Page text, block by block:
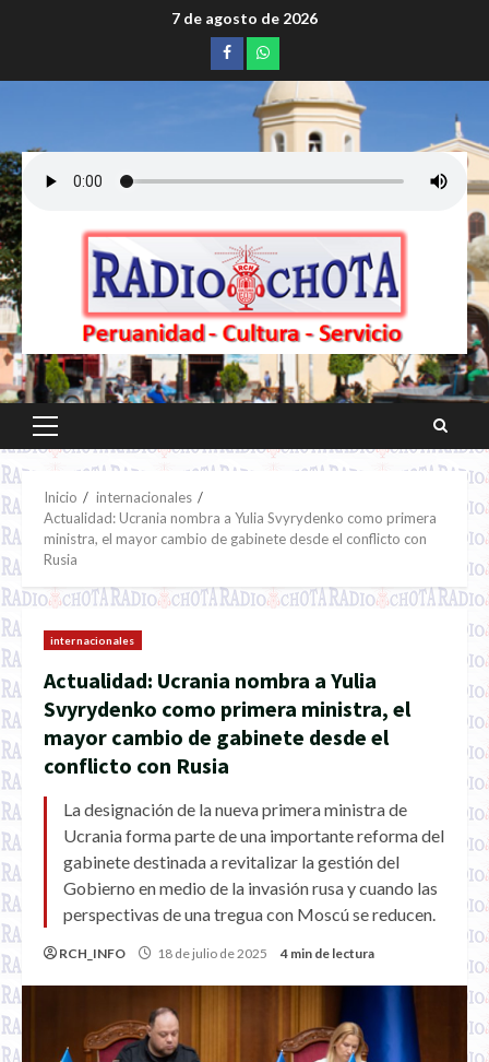
7 de agosto de 2026
Facebookwhatsapp
Menú
principal
Inicio
internacionales
Actualidad: Ucrania nombra a Yulia Svyrydenko como primera
ministra, el mayor cambio de gabinete desde el conflicto con
Rusia
internacionales
Actualidad: Ucrania nombra a Yulia
Svyrydenko como primera ministra, el
mayor cambio de gabinete desde el
conflicto con Rusia
La designación de la nueva primera ministra de
Ucrania forma parte de una importante reforma del
gabinete destinada a revitalizar la gestión del
Gobierno en medio de la invasión rusa y cuando las
perspectivas de una tregua con Moscú se reducen.
RCH_INFO 18 de julio de 2025 4 min de lectura